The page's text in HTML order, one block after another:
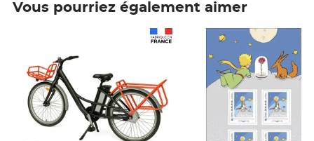
Vous pourriez également aimer
Prix 7,50€